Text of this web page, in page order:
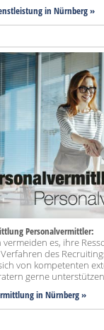
in Nürnberg »
Personalvermittler:
vermeiden es, ihre
des
von kompetenten
gerne
in Nürnberg »